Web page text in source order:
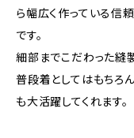
ら幅広く作っている信
です。
細部までこだわった縫
普段着としてはもちろ
も大活躍してくれます。